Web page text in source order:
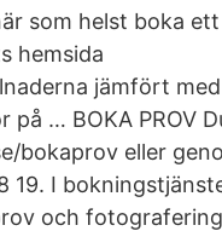
som helst boka
hemsida
jämfört
… BOKA PROV
bokaprov eller
19. I
och